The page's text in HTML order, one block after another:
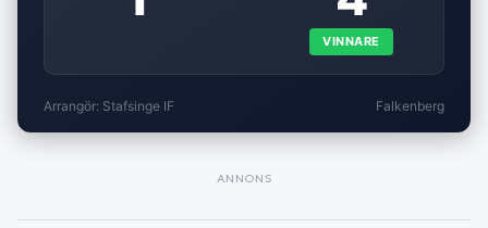
VINNARE
Arrangör: Stafsinge IF Falkenberg
ANNONS